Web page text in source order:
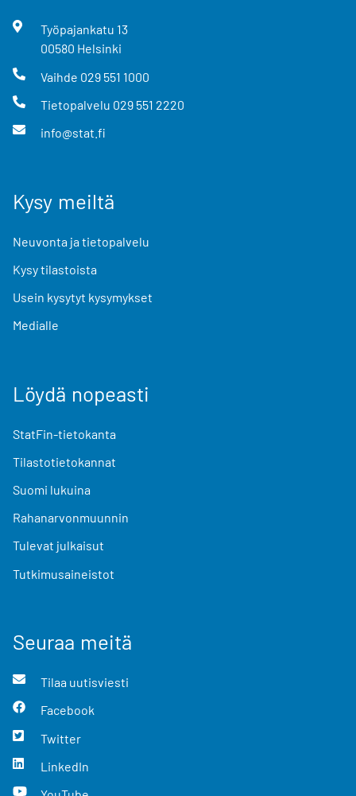
Työpajankatu 13
00580 Helsinki
Vaihde 029 551 1000
Tietopalvelu 029 551 2220
info@stat.fi
Kysy meiltä
Neuvonta ja tietopalvelu
Kysy tilastoista
Usein kysytyt kysymykset
Medialle
Löydä nopeasti
StatFin-tietokanta
Tilastotietokannat
Suomi lukuina
Rahanarvonmuunnin
Tulevat julkaisut
Tutkimusaineistot
Seuraa meitä
Tilaa uutisviesti
Facebook
Twitter
LinkedIn